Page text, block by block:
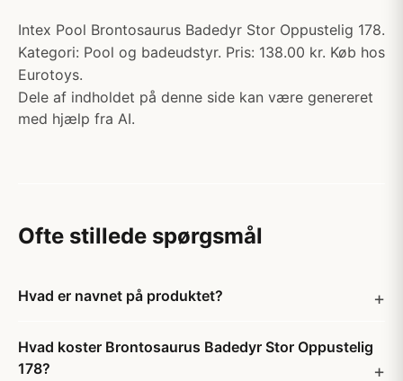
Intex Pool Brontosaurus Badedyr Stor Oppustelig 178.
Kategori: Pool og badeudstyr. Pris: 138.00 kr. Køb hos
Eurotoys.
Dele af indholdet på denne side kan være genereret
med hjælp fra AI.
Ofte stillede spørgsmål
Hvad er navnet på produktet?
Hvad koster Brontosaurus Badedyr Stor Oppustelig
178?